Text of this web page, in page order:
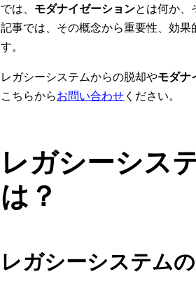
では、 モダナイゼーションとは何か
記事では、その概念から重要性、効
す。
レガシーシステムからの脱却やモダナ
こちらからお問い合わせください。
レガシーシス
は？
レガシーシステム